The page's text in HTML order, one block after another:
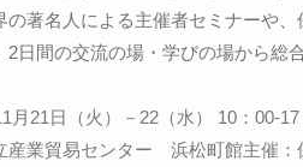
の著名人による主催者セミナーや
2日間の交流の場・学びの場から総
月21日（火）－22（水） 10：00-17
産業貿易センター 浜松町館主催：